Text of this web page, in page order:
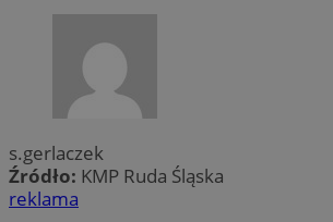
s.gerlaczek
Źródło: KMP Ruda Śląska
reklama